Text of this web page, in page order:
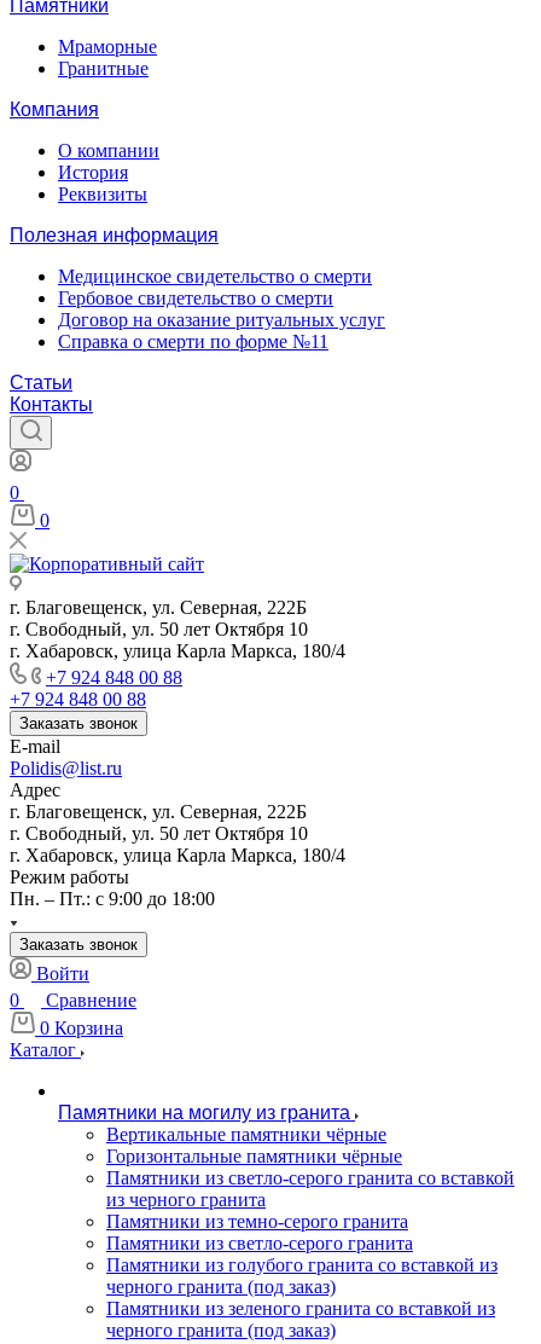
Памятники
Мраморные
Гранитные
Компания
О компании
История
Реквизиты
Полезная информация
Медицинское свидетельство о смерти
Гербовое свидетельство о смерти
Договор на оказание ритуальных услуг
Справка о смерти по форме №11
Статьи
Контакты
0
0
г. Благовещенск, ул. Северная, 222Б
г. Свободный, ул. 50 лет Октября 10
г. Хабаровск, улица Карла Маркса, 180/4
+7 924 848 00 88
+7 924 848 00 88
Заказать звонок
E-mail
Polidis@list.ru
Адрес
г. Благовещенск, ул. Северная, 222Б
г. Свободный, ул. 50 лет Октября 10
г. Хабаровск, улица Карла Маркса, 180/4
Режим работы
Пн. – Пт.: с 9:00 до 18:00
Заказать звонок
Войти
0
Сравнение
0 Корзина
Каталог
Памятники на могилу из гранита
Вертикальные памятники чёрные
Горизонтальные памятники чёрные
Памятники из светло-серого гранита со вставкой
из черного гранита
Памятники из темно-серого гранита
Памятники из светло-серого гранита
Памятники из голубого гранита со вставкой из
черного гранита (под заказ)
Памятники из зеленого гранита со вставкой из
черного гранита (под заказ)